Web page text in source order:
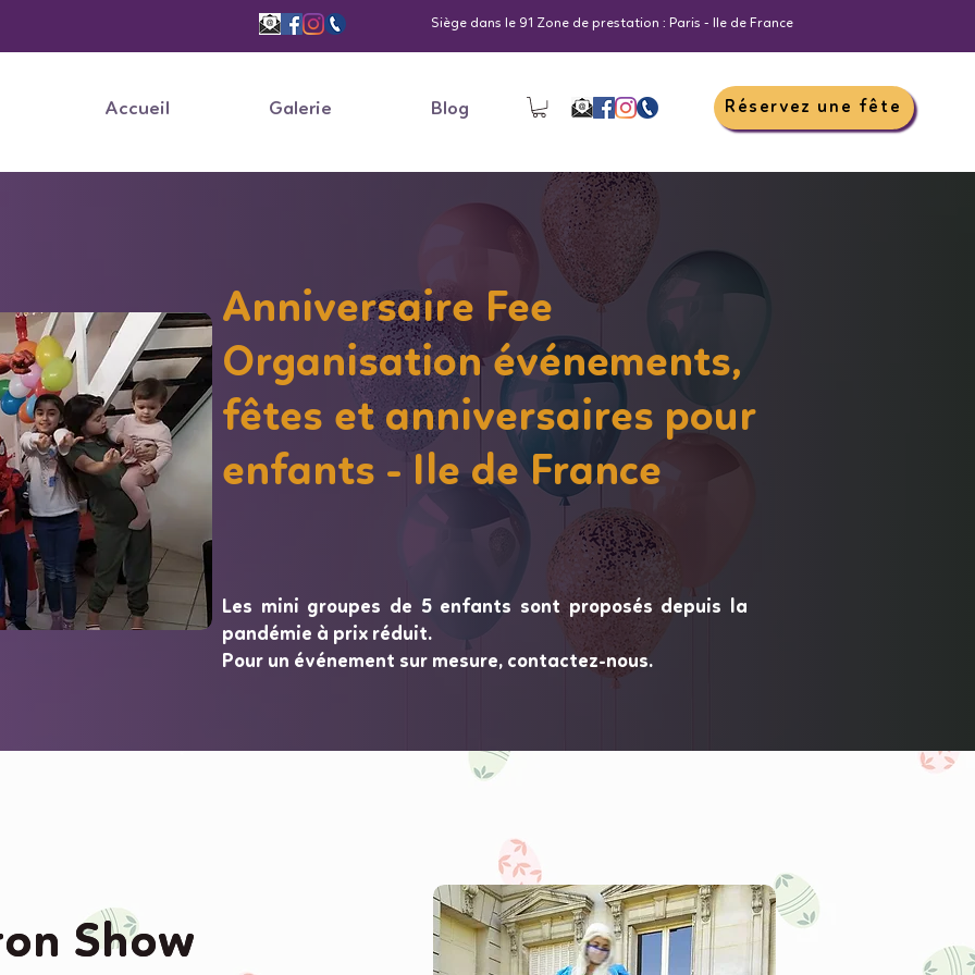
Siège dans le 91 Zone de prestation : Paris - Ile de France
Accueil Galerie Blog Réservez une fête
Anniversaire Fee
Organisation événements,
fêtes et anniversaires pour
enfants - Ile de France
Les mini groupes de 5 enfants sont proposés depuis la
pandémie à prix réduit.
Pour un événement sur mesure, contactez-nous.
Show
Show